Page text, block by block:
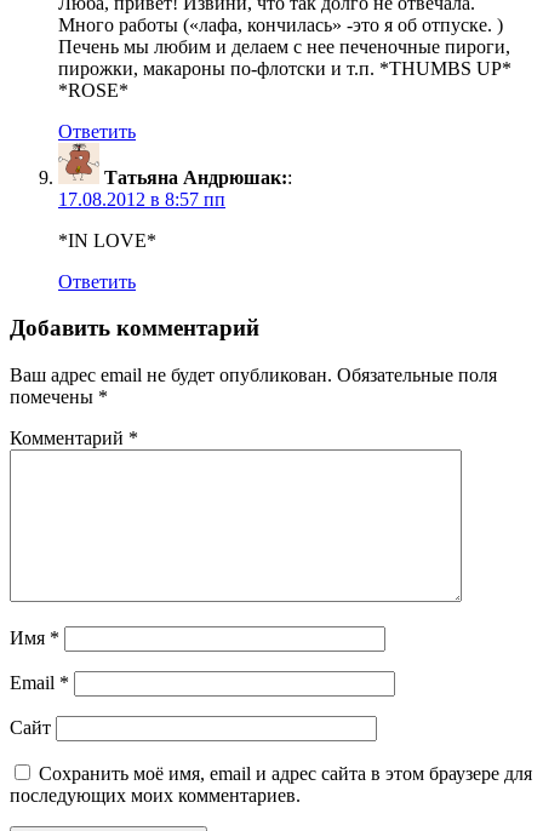
Много работы («лафа, кончилась» -это я об отпуске. )
Печень мы любим и делаем с нее печеночные пироги,
пирожки, макароны по-флотски и т.п. *THUMBS UP*
*ROSE*
Ответить
Татьяна Андрюшак::
17.08.2012 в 8:57 пп
*IN LOVE*
Ответить
Добавить комментарий
Ваш адрес email не будет опубликован. Обязательные поля
помечены *
Комментарий *
Имя *
Email *
Сайт
Сохранить моё имя, email и адрес сайта в этом браузере для
последующих моих комментариев.